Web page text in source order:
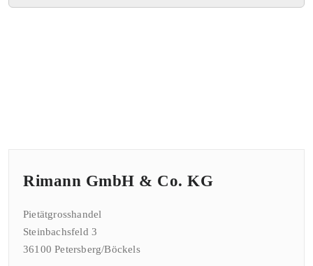
Rimann GmbH & Co. KG
Pietätgrosshandel
Steinbachsfeld 3
36100 Petersberg/Böckels